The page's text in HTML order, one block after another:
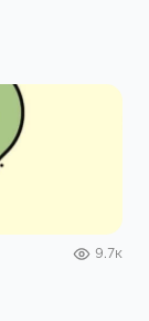
9.7к